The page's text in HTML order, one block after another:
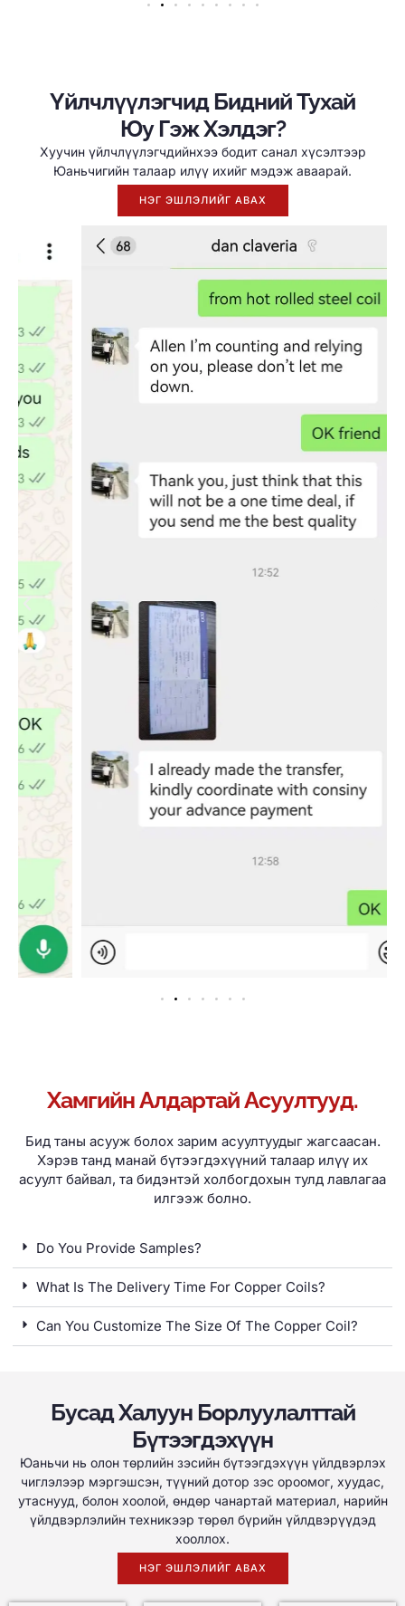
Үйлчлүүлэгчид Бидний Тухай
Юу Гэж Хэлдэг?
Хуучин үйлчлүүлэгчдийнхээ бодит санал хүсэлтээр
Юаньчигийн талаар илүү ихийг мэдэж аваарай.
НЭГ ЭШЛЭЛИЙГ АВАХ
Хамгийн Алдартай Асуултууд.
Бид таны асууж болох зарим асуултуудыг жагсаасан.
Хэрэв танд манай бүтээгдэхүүний талаар илүү их
асуулт байвал, та бидэнтэй холбогдохын тулд лавлагаа
илгээж болно.
Do You Provide Samples?
What Is The Delivery Time For Copper Coils?
Can You Customize The Size Of The Copper Coil?
Бусад Халуун Борлуулалттай
Бүтээгдэхүүн
Юаньчи нь олон төрлийн зэсийн бүтээгдэхүүн үйлдвэрлэх
чиглэлээр мэргэшсэн, түүний дотор зэс ороомог, хуудас,
утаснууд, болон хоолой, өндөр чанартай материал, нарийн
үйлдвэрлэлийн техникээр төрөл бүрийн үйлдвэрүүдэд
хооллох.
НЭГ ЭШЛЭЛИЙГ АВАХ